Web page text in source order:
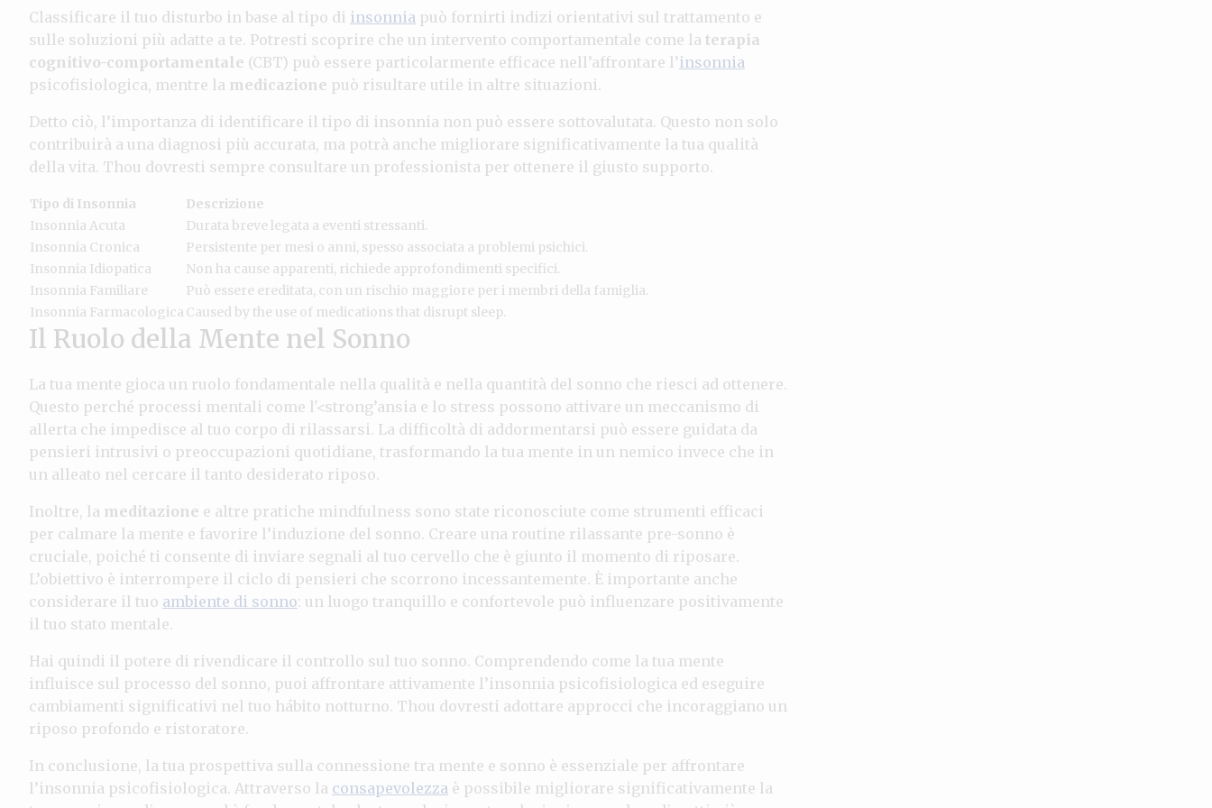
Classificare il tuo disturbo in base al tipo di insonnia può fornirti indizi orientativi sul trattamento e
sulle soluzioni più adatte a te. Potresti scoprire che un intervento comportamentale come la terapia
cognitivo-comportamentale (CBT) può essere particolarmente efficace nell’affrontare l’insonnia
psicofisiologica, mentre la medicazione può risultare utile in altre situazioni.
Detto ciò, l’importanza di identificare il tipo di insonnia non può essere sottovalutata. Questo non solo
contribuirà a una diagnosi più accurata, ma potrà anche migliorare significativamente la tua qualità
della vita. Thou dovresti sempre consultare un professionista per ottenere il giusto supporto.
Tipo di Insonnia
Descrizione
Insonnia Acuta
Durata breve legata a eventi stressanti.
Insonnia Cronica
Persistente per mesi o anni, spesso associata a problemi psichici.
Insonnia Idiopatica
Non ha cause apparenti, richiede approfondimenti specifici.
Insonnia Familiare
Può essere ereditata, con un rischio maggiore per i membri della famiglia.
Insonnia Farmacologica Caused by the use of medications that disrupt sleep.
Il Ruolo della Mente nel Sonno
La tua mente gioca un ruolo fondamentale nella qualità e nella quantità del sonno che riesci ad ottenere.
Questo perché processi mentali come l'<strong’ansia e lo stress possono attivare un meccanismo di
allerta che impedisce al tuo corpo di rilassarsi. La difficoltà di addormentarsi può essere guidata da
pensieri intrusivi o preoccupazioni quotidiane, trasformando la tua mente in un nemico invece che in
un alleato nel cercare il tanto desiderato riposo.
Inoltre, la meditazione e altre pratiche mindfulness sono state riconosciute come strumenti efficaci
per calmare la mente e favorire l’induzione del sonno. Creare una routine rilassante pre-sonno è
cruciale, poiché ti consente di inviare segnali al tuo cervello che è giunto il momento di riposare.
L’obiettivo è interrompere il ciclo di pensieri che scorrono incessantemente. È importante anche
considerare il tuo ambiente di sonno: un luogo tranquillo e confortevole può influenzare positivamente
il tuo stato mentale.
Hai quindi il potere di rivendicare il controllo sul tuo sonno. Comprendendo come la tua mente
influisce sul processo del sonno, puoi affrontare attivamente l’insonnia psicofisiologica ed eseguire
cambiamenti significativi nel tuo hábito notturno. Thou dovresti adottare approcci che incoraggiano un
riposo profondo e ristoratore.
In conclusione, la tua prospettiva sulla connessione tra mente e sonno è essenziale per affrontare
l’insonnia psicofisiologica. Attraverso la consapevolezza è possibile migliorare significativamente la